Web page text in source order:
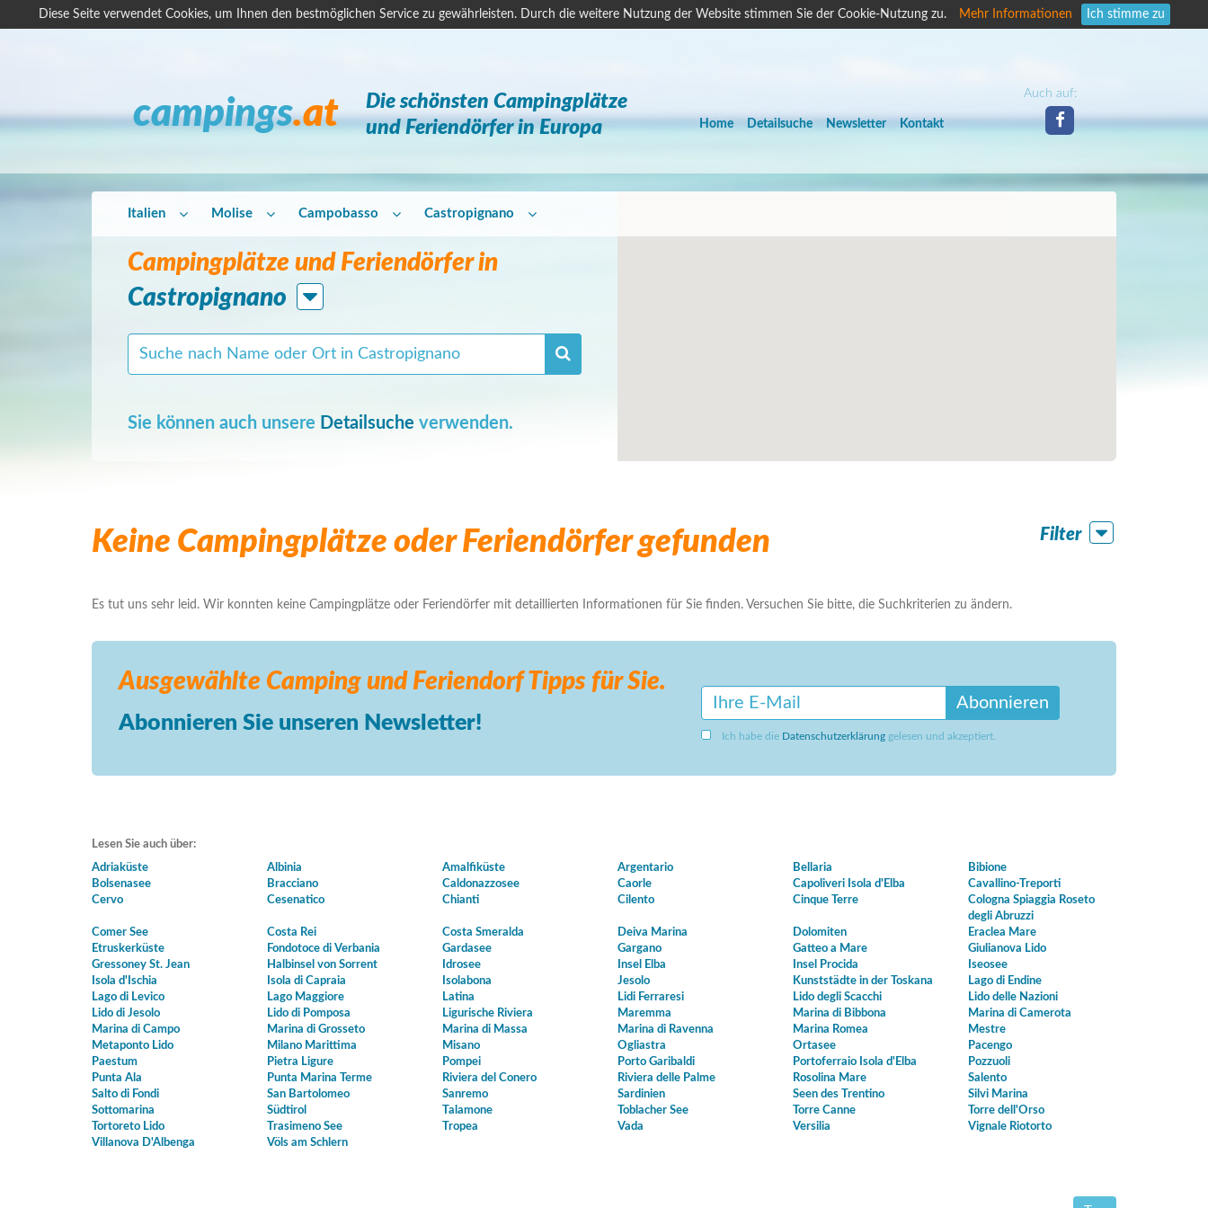
Diese Seite verwendet Cookies, um Ihnen den bestmöglichen Service zu gewährleisten. Durch die weitere Nutzung der Website stimmen Sie der Cookie-Nutzung zu. Mehr Informationen Ich stimme zu
campings.at
Die schönsten Campingplätze
und Feriendörfer in Europa
Home Detailsuche Newsletter Kontakt
Auch auf:
Campingplätze und Feriendörfer in
Castropignano
Sie können auch unsere Detailsuche verwenden.
Italien Molise Campobasso Castropignano
Keine Campingplätze oder Feriendörfer gefunden Filter
Es tut uns sehr leid. Wir konnten keine Campingplätze oder Feriendörfer mit detaillierten Informationen für Sie finden. Versuchen Sie bitte, die Suchkriterien zu ändern.
Ausgewählte Camping und FeriendorfTipps für Sie.
Abonnieren Sie unseren Newsletter!
Abonnieren
Ich habe die Datenschutzerklärunggelesen und akzeptiert.
Lesen Sie auch über:
Adriaküste
Albinia Amalfiküste Argentario Bellaria
Bibione
Bolsenasee
Bracciano Caldonazzosee Caorle Capoliveri Isola d'Elba
Cavallino-Treporti
Cervo
Cesenatico Chianti Cilento Cinque Terre
Cologna Spiaggia Roseto
degli Abruzzi
Comer See
Costa Rei Costa Smeralda Deiva Marina Dolomiten
Eraclea Mare
Etruskerküste
Fondotoce di Verbania Gardasee Gargano Gatteo a Mare
Giulianova Lido
Gressoney St. Jean
Halbinsel von Sorrent Idrosee Insel Elba Insel Procida
Iseosee
Isola d'Ischia
Isola di Capraia Isolabona Jesolo Kunststädte in der Toskana
Lago di Endine
Lago di Levico
Lago Maggiore Latina Lidi Ferraresi Lido degli Scacchi
Lido delle Nazioni
Lido di Jesolo
Lido di Pomposa Ligurische Riviera Maremma Marina di Bibbona
Marina di Camerota
Marina di Campo
Marina di Grosseto Marina di Massa Marina di Ravenna Marina Romea
Mestre
Metaponto Lido
Milano Marittima Misano Ogliastra Ortasee
Pacengo
Paestum
Pietra Ligure Pompei Porto Garibaldi Portoferraio Isola d'Elba
Pozzuoli
Punta Ala
Punta Marina Terme Riviera del Conero Riviera delle Palme Rosolina Mare
Salento
Salto di Fondi
San Bartolomeo Sanremo Sardinien Seen des Trentino
Silvi Marina
Sottomarina
Südtirol Talamone Toblacher See Torre Canne
Torre dell'Orso
Tortoreto Lido
Trasimeno See Tropea Vada Versilia
Vignale Riotorto
Villanova D'Albenga
Völs am Schlern